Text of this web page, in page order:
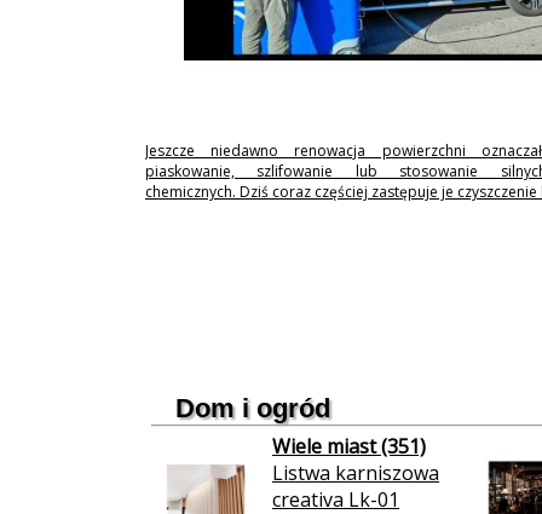
Jeszcze niedawno renowacja powierzchni
piaskowanie, szlifowanie lub stosowanie
chemicznych. Dziś coraz częściej zastępuje je
Dom i ogród
Wiele miast (351)
Listwa karniszowa
creativa Lk-01